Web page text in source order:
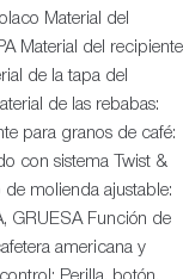
Material del
Material del recipiente
de la tapa del
de las rebabas:
para granos de café:
con sistema Twist &
molienda ajustable:
GRUESA Función de
americana y